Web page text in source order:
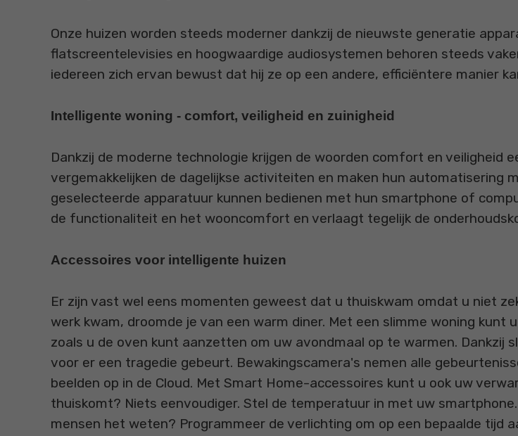
Onze huizen worden steeds moderner dankzij de nieuwste generatie
flatscreentelevisies en hoogwaardige audiosystemen behoren steeds
iedereen zich ervan bewust dat hij ze op een andere, efficiëntere manier
Intelligente woning - comfort, veiligheid en zuinigheid
Dankzij de moderne technologie krijgen de woorden comfort en veiligheid
vergemakkelijken de dagelijkse activiteiten en maken hun automatisering
geselecteerde apparatuur kunnen bedienen met hun smartphone of
de functionaliteit en het wooncomfort en verlaagt tegelijk de
Accessoires voor intelligente huizen
Er zijn vast wel eens momenten geweest dat u thuiskwam omdat u niet
werk kwam, droomde je van een warm diner. Met een slimme woning
zoals u de oven kunt aanzetten om uw avondmaal op te warmen. Dankzij
voor er een tragedie gebeurt. Bewakingscamera's nemen alle
beelden op in de Cloud. Met Smart Home-accessoires kunt u ook uw
thuiskomt? Niets eenvoudiger. Stel de temperatuur in met uw
mensen het weten? Programmeer de verlichting om op een bepaalde tijd